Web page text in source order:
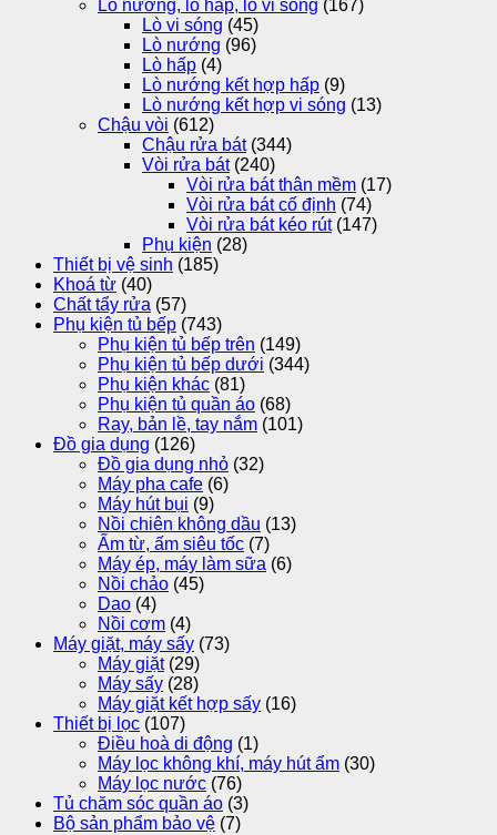
Lò nướng, lò hấp, lò vi sóng (167)
Lò vi sóng (45)
Lò nướng (96)
Lò hấp (4)
Lò nướng kết hợp hấp (9)
Lò nướng kết hợp vi sóng (13)
Chậu vòi (612)
Chậu rửa bát (344)
Vòi rửa bát (240)
Vòi rửa bát thân mềm (17)
Vòi rửa bát cố định (74)
Vòi rửa bát kéo rút (147)
Phụ kiện (28)
Thiết bị vệ sinh (185)
Khoá từ (40)
Chất tẩy rửa (57)
Phụ kiện tủ bếp (743)
Phụ kiện tủ bếp trên (149)
Phụ kiện tủ bếp dưới (344)
Phụ kiện khác (81)
Phụ kiện tủ quần áo (68)
Ray, bản lề, tay nắm (101)
Đồ gia dụng (126)
Đồ gia dụng nhỏ (32)
Máy pha cafe (6)
Máy hút bụi (9)
Nồi chiên không dầu (13)
Ấm từ, ấm siêu tốc (7)
Máy ép, máy làm sữa (6)
Nồi chảo (45)
Dao (4)
Nồi cơm (4)
Máy giặt, máy sấy (73)
Máy giặt (29)
Máy sấy (28)
Máy giặt kết hợp sấy (16)
Thiết bị lọc (107)
Điều hoà di động (1)
Máy lọc không khí, máy hút ẩm (30)
Máy lọc nước (76)
Tủ chăm sóc quần áo (3)
Bộ sản phẩm bảo vệ (7)